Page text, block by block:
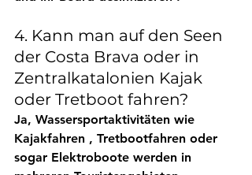
4. Kann man auf den Seen
der Costa Brava oder in
Zentralkatalonien Kajak
oder Tretboot fahren?
Ja, Wassersportaktivitäten wie
Kajakfahren , Tretbootfahren oder
sogar Elektroboote werden in